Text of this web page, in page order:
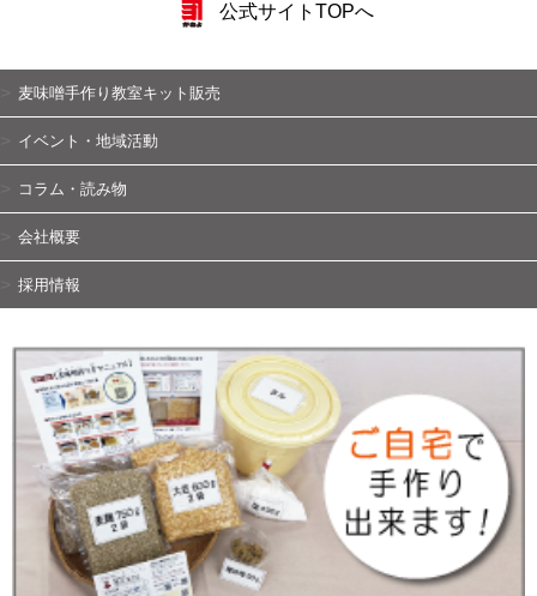
公式サイトTOPへ
麦味噌手作り教室キット販売
イベント・地域活動
コラム・読み物
会社概要
採用情報